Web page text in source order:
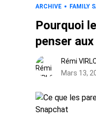
ARCHIVE FAMILY
Pourquoi
penser
Rémi
Mars 13,